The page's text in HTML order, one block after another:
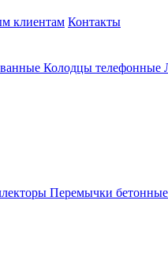
клиентам Контакты
Колодцы телефонные
Перемычки бетонные